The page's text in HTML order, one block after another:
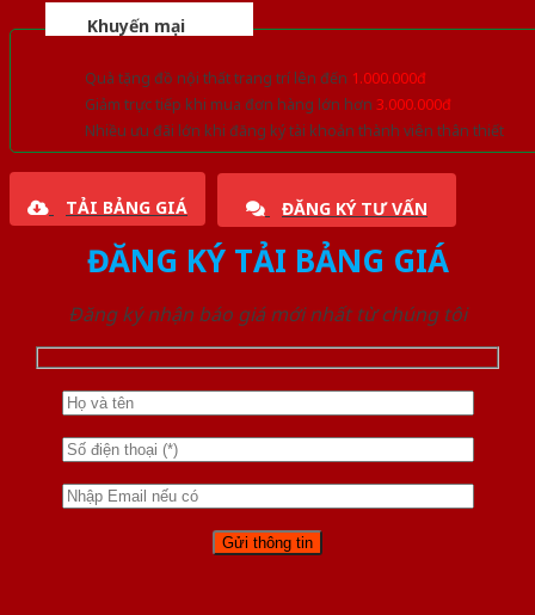
Khuyến mại
Quà tặng đồ nội thất trang trí lên đến 1.000.000đ
Giảm trực tiếp khi mua đơn hàng lớn hơn 3.000.000đ
Nhiều ưu đãi lớn khi đăng ký tài khoản thành viên thân thiết
TẢI BẢNG GIÁ ĐĂNG KÝ TƯ VẤN
ĐĂNG KÝ TẢI BẢNG GIÁ
Đăng ký nhận báo giá mới nhất từ chúng tôi